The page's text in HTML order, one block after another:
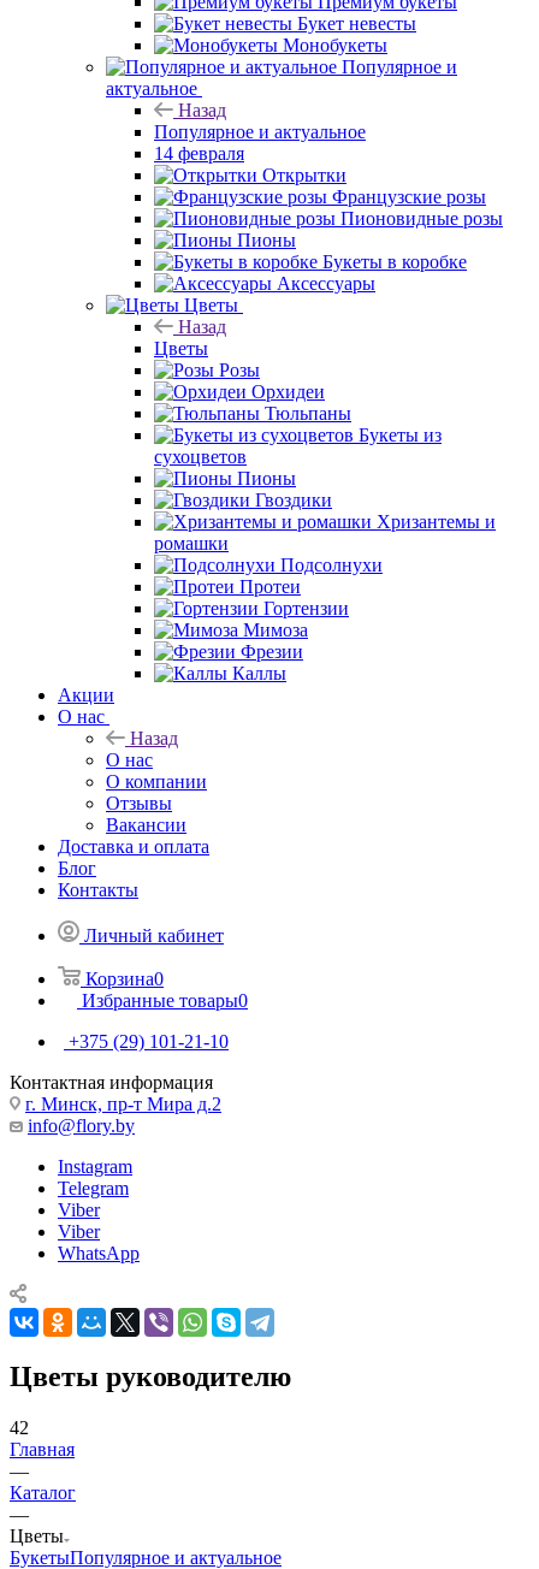
Букет невесты
Монобукеты
Популярное и
актуальное
Назад
Популярное и актуальное
14 февраля
Открытки
Французские розы
Пионовидные розы
Пионы
Букеты в коробке
Аксессуары
Цветы
Назад
Цветы
Розы
Орхидеи
Тюльпаны
Букеты из
сухоцветов
Пионы
Гвоздики
Хризантемы и
ромашки
Подсолнухи
Протеи
Гортензии
Мимоза
Фрезии
Каллы
Акции
О нас
Назад
О нас
О компании
Отзывы
Вакансии
Доставка и оплата
Блог
Контакты
Личный кабинет
Корзина0
Избранные товары0
+375 (29) 101-21-10
Контактная информация
г. Минск, пр-т Мира д.2
info@flory.by
Instagram
Telegram
Viber
Viber
WhatsApp
Цветы руководителю
42
Главная
—
Каталог
—
Цветы
БукетыПопулярное и актуальное